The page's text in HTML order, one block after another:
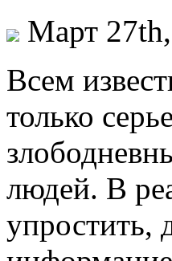
Март
Всeм
только
людей. В
упростить,